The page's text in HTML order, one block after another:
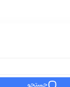
جستجو